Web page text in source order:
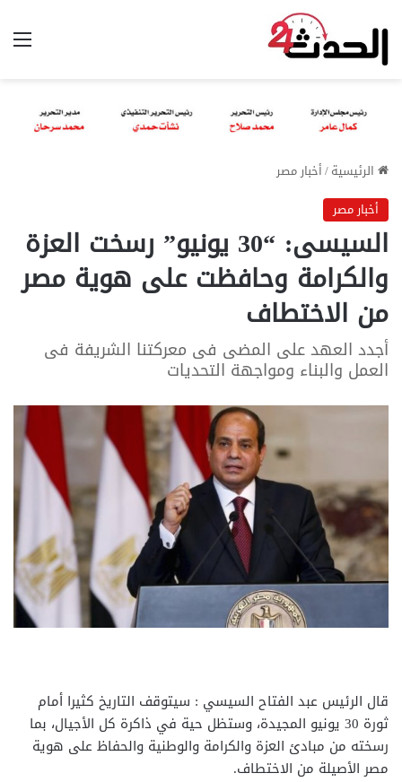
الرئيسية/أخبار مصر
أخبار مصر
السيسى: “30 يونيو” رسخت العزة
والكرامة وحافظت على هوية مصر
من الاختطاف
أجدد العهد على المضى فى معركتنا الشريفة فى
العمل والبناء ومواجهة التحديات
قال الرئيس عبد الفتاح السيسي : سيتوقف التاريخ كثيرا أمام
ثورة 30 يونيو المجيدة، وستظل حية في ذاكرة كل الأجيال، بما
رسخته من مبادئ العزة والكرامة والوطنية والحفاظ على هوية
مصر الأصيلة من الاختطاف.